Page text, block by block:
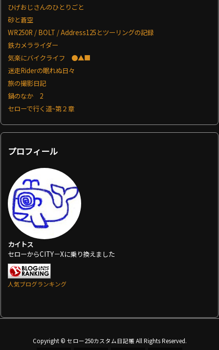
ひげおじさんのひとりごと
砂と蒼空
WR250R / BOLT / Address125とツーリングの記録
鉄カメラライダー
気楽にバイクライフ ●▲■
迷走Riderの眠れぬ日々
旅の撮影日記
鍋のなか 2
セローで行く道~第２章
プロフィール
カイトス
セローからCITY－Xに乗り換えました
人気ブログランキング
Copyright © セロー250カスタム日記帳 All Rights Reserved.